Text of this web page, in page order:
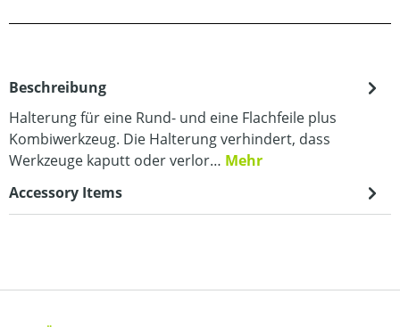
Beschreibung
Halterung für eine Rund- und eine Flachfeile plus
Kombiwerkzeug. Die Halterung verhindert, dass
Werkzeuge kaputt oder verlor… Mehr
Accessory Items